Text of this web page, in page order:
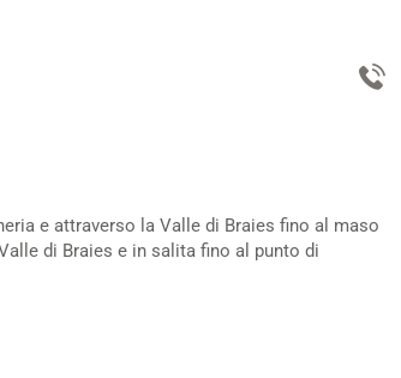
e attraverso la Valle di Braies fino al maso
di Braies e in salita fino al punto di